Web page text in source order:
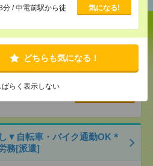
するものではあり
受取りサービス利用
/ 中電前駅から徒
気になる!
どちらも気になる！
ばらく表示しない
9・22・23日＊自動車ディー
ＯＫ[派遣]
円（時給1,300
可(駐車場無料)
▼自転車・バイク通勤OK＊
務[派遣]